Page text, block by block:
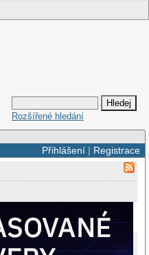
Rozšířené hledání
Přihlášení| Registrace